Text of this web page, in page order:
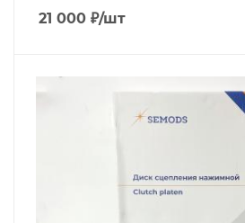
21 000 ₽/шт